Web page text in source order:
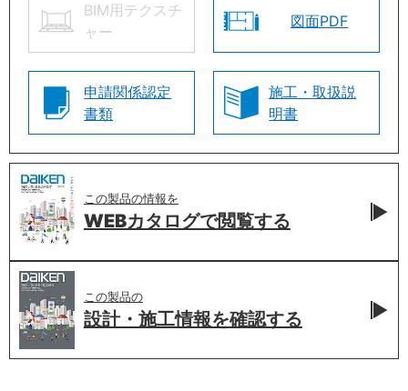
BIM用テクスチ
ャー
図面PDF
申請関係認定
書類
施工・取扱説
明書
この製品の情報を
WEBカタログで閲覧する
この製品の
設計・施工情報を確認する